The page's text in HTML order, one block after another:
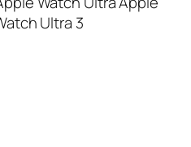
Ultra 3